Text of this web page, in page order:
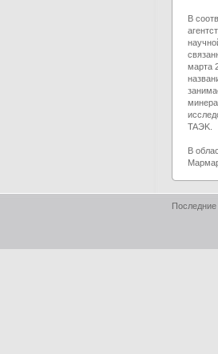
В
марта
TAЭK.
В